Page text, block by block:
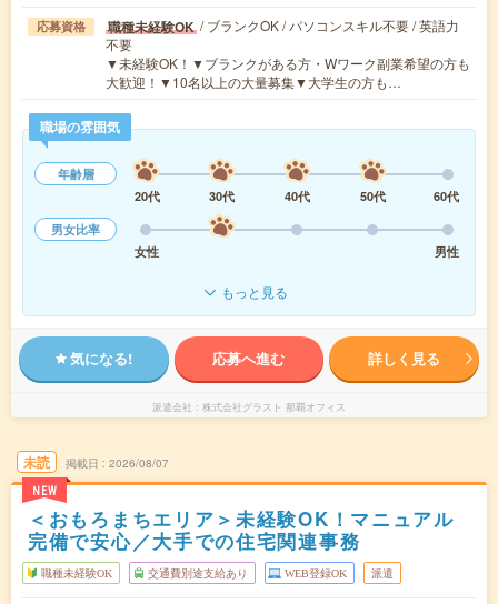
応募資格 職種未経験OK / ブランクOK / パソコンスキル不要 / 英語力
不要
▼未経験OK！▼ブランクがある方・Wワーク副業希望の方も
大歓迎！▼10名以上の大量募集▼大学生の方も…
職場の雰囲気
年齢層
20代
30代 40代 50代
60代
男女比率
女性
男性
もっと見る
気になる! 応募へ進む 詳しく見る
派遣会社 株式会社グラスト 那覇オフィス
未読
NEW
掲載日 2026/08/07
＜おもろまちエリア＞未経験OK！マニュアル
完備で安心／大手での住宅関連事務
職種未経験OK 交通費別途支給あり WEB登録OK 派遣